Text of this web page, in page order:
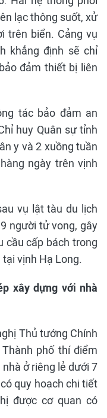
lạc thông suốt, xử
trên biển. Cảng vụ
khẳng định sẽ chỉ
đảm thiết bị liên
tác bảo đảm an
huy Quân sự tỉnh
y và 2 xuồng tuần
ngày trên vịnh
vụ lật tàu du lịch
người tử vong, gây
cầu cấp bách trong
vịnh Hạ Long.
xây dựng với nhà
Thủ tướng Chính
phố thí điểm
ở riêng lẻ dưới 7
quy hoạch chi tiết
được cơ quan có